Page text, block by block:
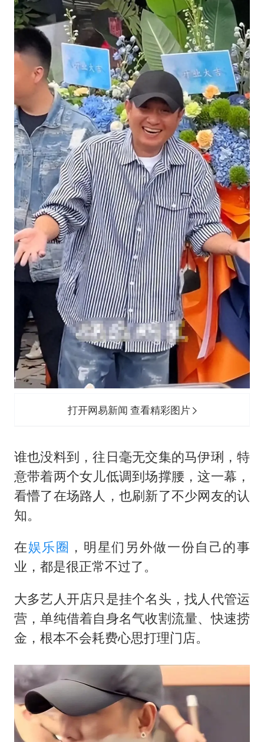
手机真会“偷听”我们说话吗
加沙约14万栋建筑被完全摧毁
5万小车卖不动 微型代步车集体遇冷
从科技创新看开局起步的时与势
打开网易新闻 查看精彩图片
谁也没料到，往日毫无交集的马伊琍 ，特
意带着两个女儿低调到场撑腰，这一幕，
看懵了在场路人，也刷新了不少网友的认
知。
在娱乐圈 ，明星们另外做一份自己的事
业，都是很正常不过了。
大多艺人开店只是挂个名头，找人代管运
营，单纯借着自身名气收割流量、快速捞
金，根本不会耗费心思打理门店。